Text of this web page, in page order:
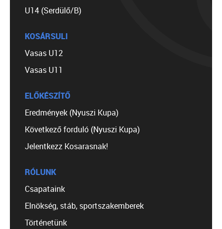
U14 (Serdülő/B)
KOSÁRSULI
Vasas U12
Vasas U11
ELŐKÉSZÍTŐ
Eredmények (Nyuszi Kupa)
Következő forduló (Nyuszi Kupa)
Jelentkezz Kosarasnak!
RÓLUNK
Csapataink
Elnökség, stáb, sportszakemberek
Történetünk